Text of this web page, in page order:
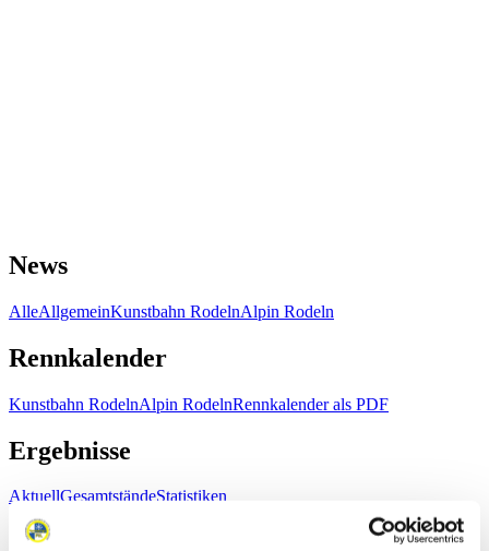
News
AlleAllgemeinKunstbahn RodelnAlpin Rodeln
Rennkalender
Kunstbahn RodelnAlpin RodelnRennkalender als PDF
Ergebnisse
AktuellGesamtständeStatistiken